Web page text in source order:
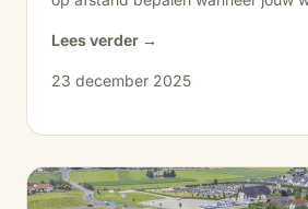
Lees verder →
23 december 2025